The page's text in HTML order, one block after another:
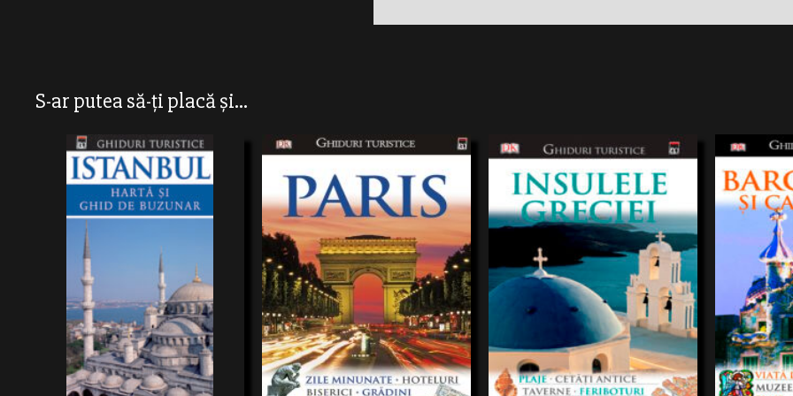
S-ar putea să-ți placă și...
Ghiduri excelente pentru turistul grabit sau
care nu are prea mult timpla dispozitie.
Informatii esentiale despre monumentele de
Editura RAO vă oferă cea mai sigură cale de
a vedea lumea prin seria deghiduri turistice
realizate în colaborare cu celebra editură
Ghidurile turistice va ajuta, prin
recomandarile privind monumentele
sipunctele de interes, sa vizitati tot ce este
O multime de
Patru zile pe
importante.